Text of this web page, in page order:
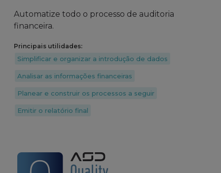
Automatize todo o processo de auditoria
financeira.
Principais utilidades:
Simplificar e organizar a introdução de dados
Analisar as informações financeiras
Planear e construir os processos a seguir
Emitir o relatório final